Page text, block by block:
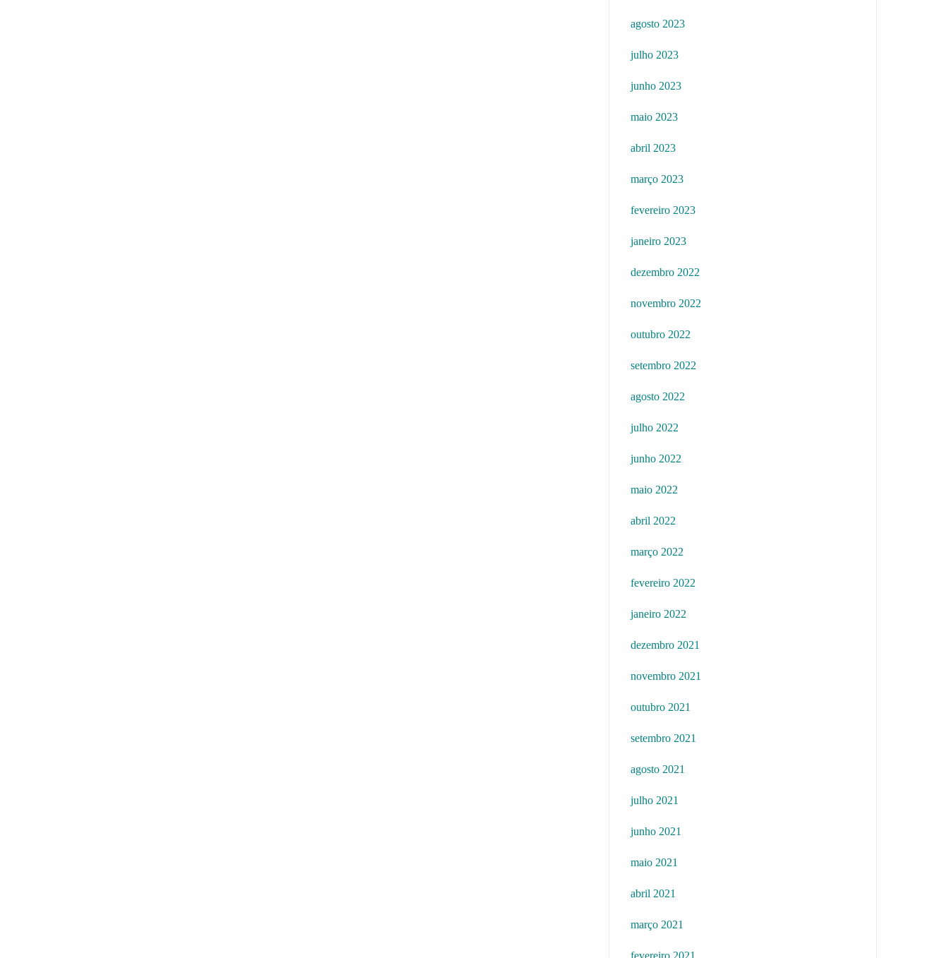
agosto 2023
julho 2023
junho 2023
maio 2023
abril 2023
março 2023
fevereiro 2023
janeiro 2023
dezembro 2022
novembro 2022
outubro 2022
setembro 2022
agosto 2022
julho 2022
junho 2022
maio 2022
abril 2022
março 2022
fevereiro 2022
janeiro 2022
dezembro 2021
novembro 2021
outubro 2021
setembro 2021
agosto 2021
julho 2021
junho 2021
maio 2021
abril 2021
março 2021